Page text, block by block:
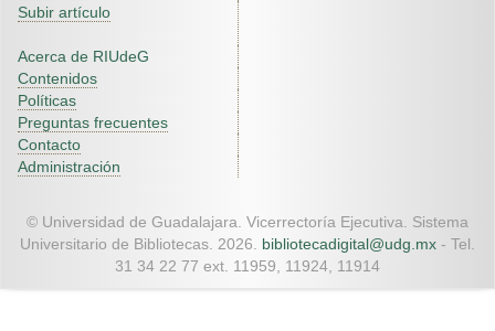
Subir artículo
Acerca de RIUdeG
Contenidos
Políticas
Preguntas frecuentes
Contacto
Administración
© Universidad de Guadalajara. Vicerrectoría Ejecutiva. Sistema
Universitario de Bibliotecas. 2026. bibliotecadigital@udg.mx - Tel.
31 34 22 77 ext. 11959, 11924, 11914